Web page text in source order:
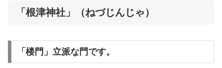
「根津神社」（ねづじんじゃ）
「楼門」立派な門です。